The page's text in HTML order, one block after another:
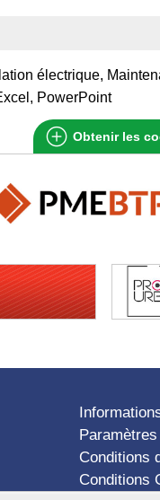
électrique,
PowerPoint
Obtenir les
Conditions
Conditions